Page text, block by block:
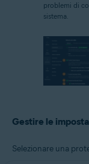
problemi di
sistema.
Gestire le
Selezionare una